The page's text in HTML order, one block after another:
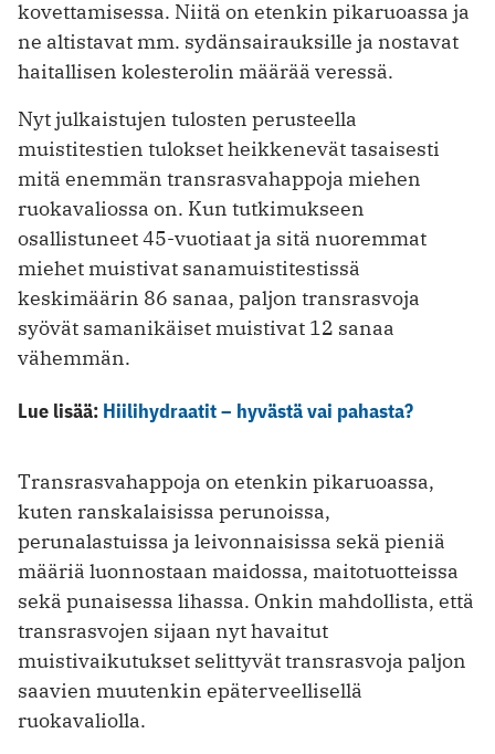
kovettamisessa. Niitä on etenkin pikaruoassa ja
ne altistavat mm. sydänsairauksille ja nostavat
haitallisen kolesterolin määrää veressä.
Nyt julkaistujen tulosten perusteella
muistitestien tulokset heikkenevät tasaisesti
mitä enemmän transrasvahappoja miehen
ruokavaliossa on. Kun tutkimukseen
osallistuneet 45-vuotiaat ja sitä nuoremmat
miehet muistivat sanamuistitestissä
keskimäärin 86 sanaa, paljon transrasvoja
syövät samanikäiset muistivat 12 sanaa
vähemmän.
Lue lisää: Hiilihydraatit – hyvästä vai pahasta?
Transrasvahappoja on etenkin pikaruoassa,
kuten ranskalaisissa perunoissa,
perunalastuissa ja leivonnaisissa sekä pieniä
määriä luonnostaan maidossa, maitotuotteissa
sekä punaisessa lihassa. Onkin mahdollista, että
transrasvojen sijaan nyt havaitut
muistivaikutukset selittyvät transrasvoja paljon
saavien muutenkin epäterveellisellä
ruokavaliolla.